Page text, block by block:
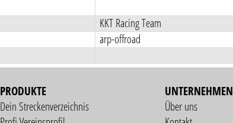
KKT Racing Team
arp-offroad
PRODUKTE
Dein Streckenverzeichnis
UNTERNEHMEN
Über uns